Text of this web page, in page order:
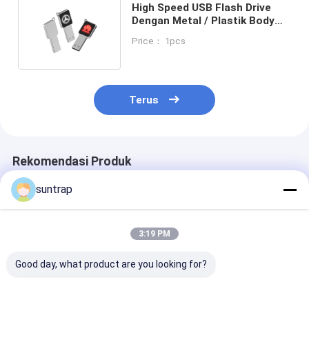
High Speed USB Flash Drive
Dengan Metal / Plastik Body
Price： 1pcs
Terus
Rekomendasi Produk
suntrap
3:19 PM
Good day, what product are you looking for?